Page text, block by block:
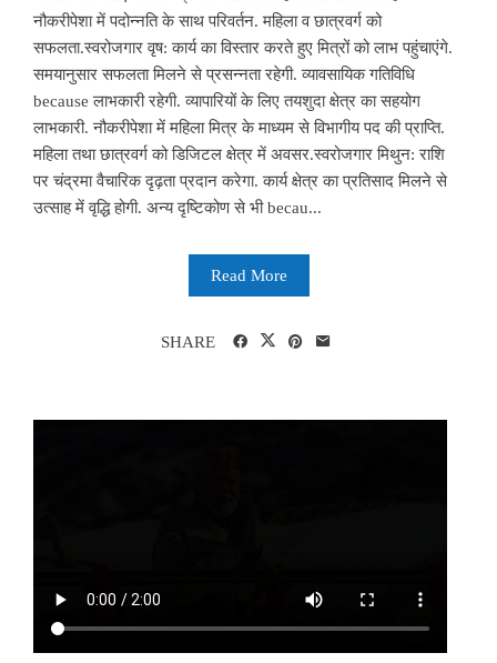
नौकरीपेशा में पदोन्नति के साथ परिवर्तन. महिला व छात्रवर्ग को
सफलता.स्वरोजगार वृष: कार्य का विस्तार करते हुए मित्रों को लाभ पहुंचाएंगे.
समयानुसार सफलता मिलने से प्रसन्नता रहेगी. व्यावसायिक गतिविधि
because लाभकारी रहेगी. व्यापारियों के लिए तयशुदा क्षेत्र का सहयोग
लाभकारी. नौकरीपेशा में महिला मित्र के माध्यम से विभागीय पद की प्राप्ति.
महिला तथा छात्रवर्ग को डिजिटल क्षेत्र में अवसर.स्वरोजगार मिथुन: राशि
पर चंद्रमा वैचारिक दृढ़ता प्रदान करेगा. कार्य क्षेत्र का प्रतिसाद मिलने से
उत्साह में वृद्धि होगी. अन्य दृष्टिकोण से भी becau...
Read More
SHARE